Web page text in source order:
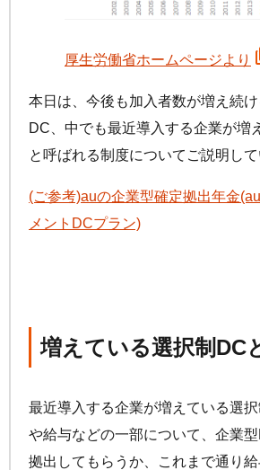
厚生労働省ホームページより
本日は、今後も加入者数が増え続
DC、中でも最近導入する企業が増
と呼ばれる制度についてご説明して
(ご参考)auの企業型確定拠出年金
メントDCプラン)
増えている選択制DC
最近導入する企業が増えている選
や給与などの一部について、企業
拠出してもらうか、これまで通り